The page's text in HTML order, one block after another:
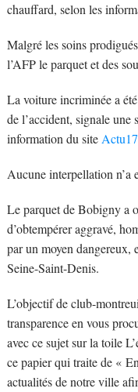
chauffard, selon les
Malgré les soins
l’AFP le parquet et des
La voiture incriminée a
de l’accident, signale
information du site Actu17
Aucune interpellation n’a
Le parquet de Bobigny a
d’obtempérer aggravé,
par un moyen dangereux,
Seine-Saint-Denis.
L’objectif de club-
transparence en vous
avec ce sujet sur la toile
ce papier qui traite de «
actualités de notre ville